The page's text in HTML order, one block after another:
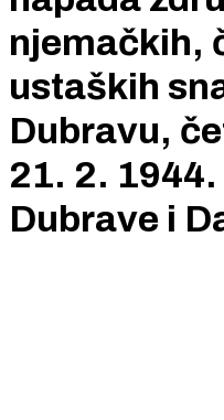
njemačkih,
ustaških
Dubravu,
21. 2.
Dubrave i